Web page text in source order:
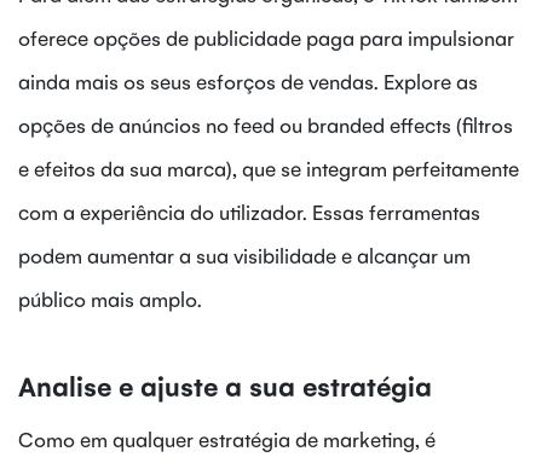
oferece opções de publicidade paga para impulsionar
ainda mais os seus esforços de vendas. Explore as
opções de anúncios no feed ou branded effects (filtros
e efeitos da sua marca), que se integram perfeitamente
com a experiência do utilizador. Essas ferramentas
podem aumentar a sua visibilidade e alcançar um
público mais amplo.
Analise e ajuste a sua estratégia
Como em qualquer estratégia de marketing, é